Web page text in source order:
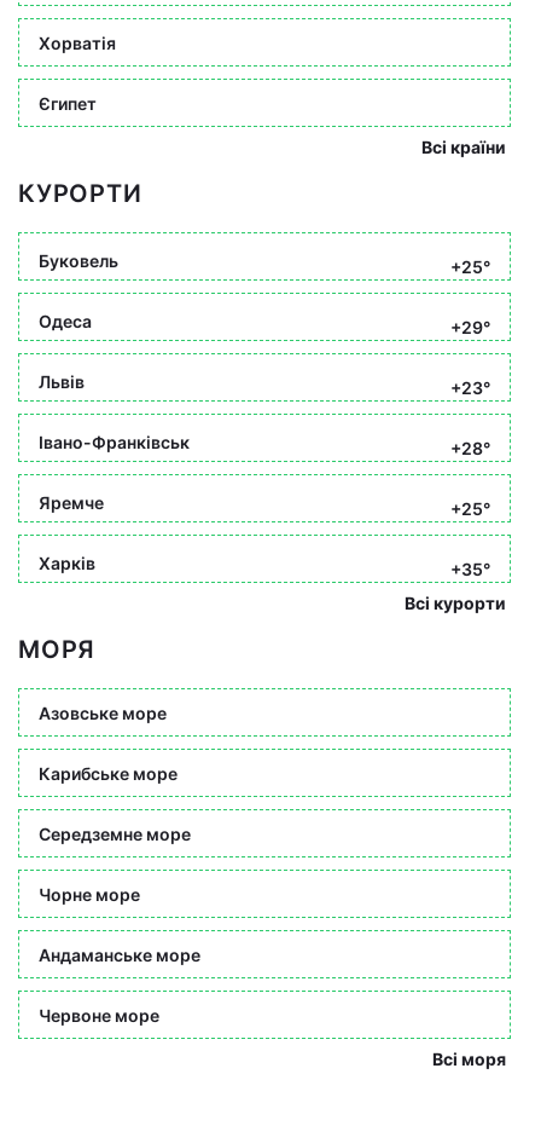
Хорватія
Єгипет
Всі країни
КУРОРТИ
Буковель +25°
Одеса +29°
Львів +23°
Івано-Франківськ +28°
Яремче +25°
Харків
+35°
Всі курорти
МОРЯ
Азовське море
Карибське море
Середземне море
Чорне море
Андаманське море
Червоне море
Всі моря